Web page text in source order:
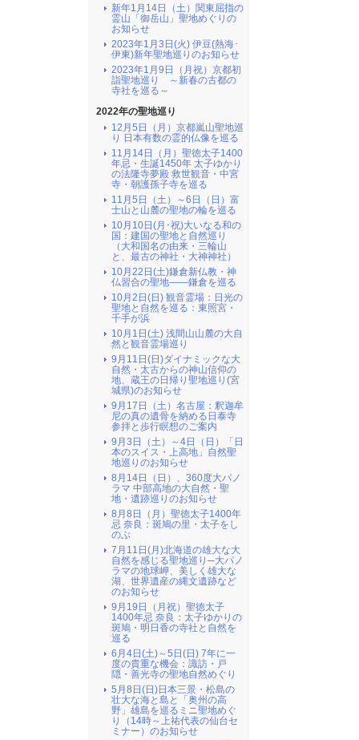
新年1月14日（土）関東屈指の
霊山「御岳山」聖地めぐりの
お知らせ
2023年1月3日(火) 伊豆(熱海･
伊東)新年聖地巡りのお知らせ
2023年1月9日（月祝）京都初
詣聖地巡り ～新春の古都の
寺社を巡る～
2022年の聖地巡り
12月5日（月）京都嵐山聖地巡
り 日本有数の霊的仏像を巡る
11月14日（月）聖徳太子1400
年忌・生誕1450年 太子ゆかり
の法隆寺夢殿 救世観音・中宮
寺・朝護孫子寺を巡る
11月5日（土）～6日（日）富
士山と山麓の聖地の輪を巡る
10月10日(月･祝)大いなる和の
国：建国の聖地と自然巡り
（大和国名の由来・三輪山
と、最古の神社・大神神社）
10月22日(土)鎌倉新仏教・神
仏習合の聖地――鎌倉を巡る
10月2日(日) 観音霊場：日光の
聖地と自然を巡る：東照宮・
千手が浜
10月1日(土) 浅間山山麓の大自
然と観音霊場巡り
9月11日(日)ダイナミックな大
自然・太古からの神山信仰の
地、蔵王の日帰り聖地巡り(宮
城県)のお知らせ
9月17日（土）名古屋：釈迦牟
尼の真の遺骨を納める日泰寺
参拝と歩行瞑想のご案内
9月3日（土）～4日（日）「日
本のスイス・上高地」自然聖
地巡りのお知らせ
8月14日（日）、360度大パノ
ラマ 中部高地の大自然・聖
地・遺跡巡りのお知らせ
8月8日（月）聖徳太子1400年
忌 奈良：斑鳩の里・太子をし
のぶ
7月11日(月)北海道の雄大な大
自然を感じる聖地巡り─大パノ
ラマの地球岬、美しく雄大な
湖、世界遺産の縄文遺跡など
のお知らせ
9月19日（月祝）聖徳太子
1400年忌 奈良：太子ゆかりの
斑鳩・明日香の寺社と自然を
巡る
6月4日(土)～5日(日) 7年に一
度の貴重な機会：諏訪・戸
隠・善光寺の聖地自然めぐり
5月8日(日)日本三景・松島の
壮大な海と島と「奥州の高
野」雄島を巡るミニ聖地めぐ
り（14時～上祐代表の仙台セ
ミナー）のお知らせ